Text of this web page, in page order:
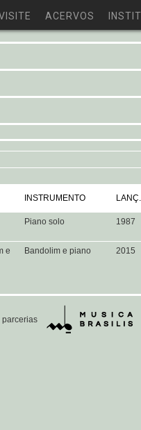
ACERVOS
INSTRUMENTO LANÇ.
Piano solo 1987
e
Bandolim e piano 2015
parcerias